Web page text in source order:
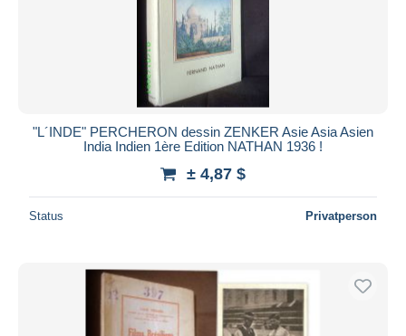
"L´INDE" PERCHERON dessin ZENKER Asie Asia Asien
India Indien 1ère Edition NATHAN 1936 !
± 4,87 $
Status Privatperson